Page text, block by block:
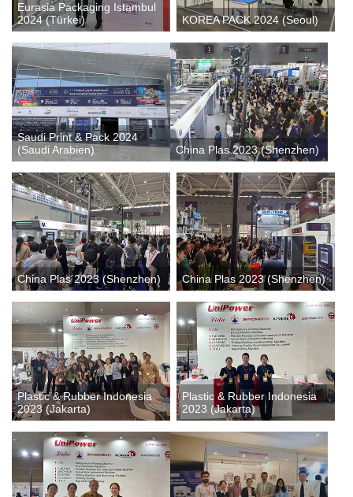
Eurasia Packaging Istambul
2024 (Türkei)
KOREA PACK 2024 (Seoul)
Saudi Print & Pack 2024
(Saudi Arabien)
China Plas 2023 (Shenzhen)
China Plas 2023 (Shenzhen) China Plas 2023 (Shenzhen)
Plastic & Rubber Indonesia
2023 (Jakarta)
Plastic & Rubber Indonesia
2023 (Jakarta)